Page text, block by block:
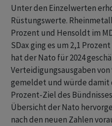
Unter den Einzelwerten
Rüstungswerte.
Prozent und Hensoldt im
SDax ging es um 2,1
hat der Nato für 2024
Verteidigungsausgaben
gemeldet und würde damit
Prozent-Ziel des
Übersicht der Nato
nach den neuen Zahlen